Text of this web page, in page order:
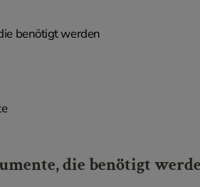
benötigt werden
die benötigt